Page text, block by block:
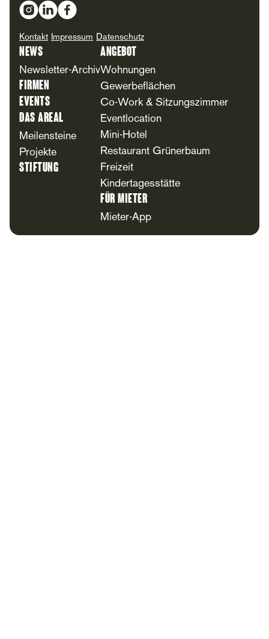
Social Media
Kontakt Impressum Datenschutz
News
Newsletter-Archiv
Firmen
Events
Das Areal
Meilensteine
Projekte
Stiftung
Angebot
Wohnungen
Gewerbeflächen
Co-Work & Sitzungszimmer
Eventlocation
Mini-Hotel
Restaurant Grünerbaum
Freizeit
Kindertagesstätte
Für Mieter
Mieter-App